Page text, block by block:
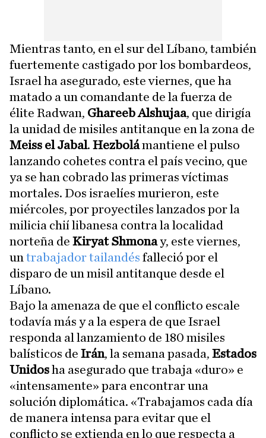
Mientras tanto, en el sur del Líbano, también
fuertemente castigado por los bombardeos,
Israel ha asegurado, este viernes, que ha
matado a un comandante de la fuerza de
élite Radwan, Ghareeb Alshujaa, que dirigía
la unidad de misiles antitanque en la zona de
Meiss el Jabal. Hezbolámantiene el pulso
lanzando cohetes contra el país vecino, que
ya se han cobrado las primeras víctimas
mortales. Dos israelíes murieron, este
miércoles, por proyectiles lanzados por la
milicia chií libanesa contra la localidad
norteña de Kiryat Shmonay, este viernes,
un trabajador tailandés falleció por el
disparo de un misil antitanque desde el
Líbano.
Bajo la amenaza de que el conflicto escale
todavía más y a la espera de que Israel
responda al lanzamiento de 180 misiles
balísticos de Irán, la semana pasada, Estados
Unidosha asegurado que trabaja «duro» e
«intensamente» para encontrar una
solución diplomática. «Trabajamos cada día
de manera intensa para evitar que el
conflicto se extienda en lo que respecta a